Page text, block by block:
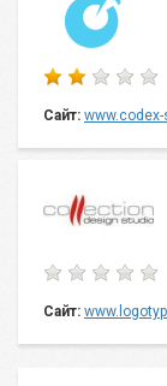
Сайт:
Сайт: